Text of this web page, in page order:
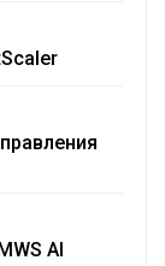
AI